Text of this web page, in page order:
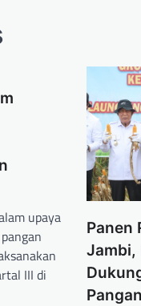
upaya
III di
Panen
Jambi,